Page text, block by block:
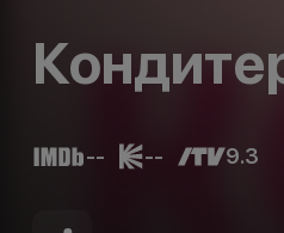
-- -- 9.3